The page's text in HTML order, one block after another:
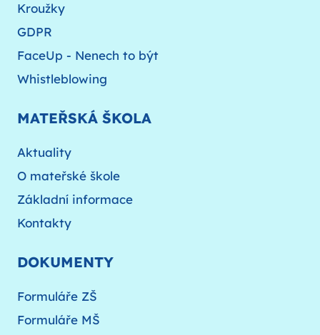
Kroužky
GDPR
FaceUp - Nenech to být
Whistleblowing
MATEŘSKÁ ŠKOLA
Aktuality
O mateřské škole
Základní informace
Kontakty
DOKUMENTY
Formuláře ZŠ
Formuláře MŠ